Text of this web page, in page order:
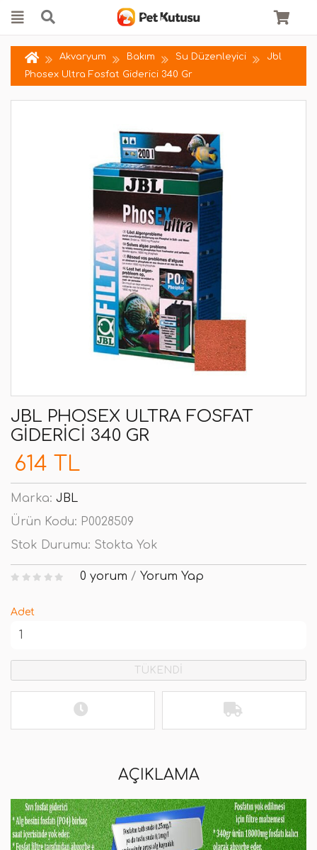
Akvaryum Bakım Su Düzenleyici
Jbl
Phosex Ultra Fosfat Giderici 340 Gr
JBL PHOSEX ULTRA FOSFAT
GIDERICI 340 GR
614 TL
Marka: JBL
Ürün Kodu: P0028509
Stok Durumu: Stokta Yok
0 yorum / Yorum Yap
Adet
TÜKENDİ
AÇIKLAMA